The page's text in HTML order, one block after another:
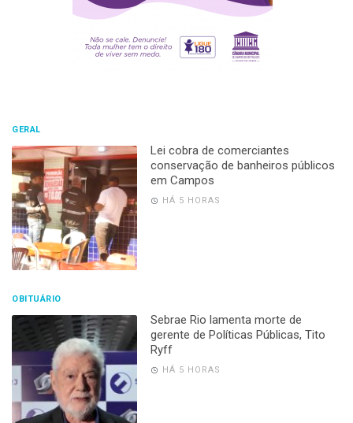
GERAL
Lei cobra de comerciantes
conservação de banheiros públicos
em Campos
HÁ 5 HORAS
OBITUÁRIO
Sebrae Rio lamenta morte de
gerente de Políticas Públicas, Tito
Ryff
HÁ 5 HORAS